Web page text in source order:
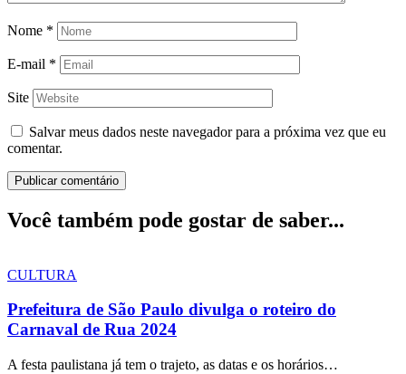
Nome *
E-mail *
Site
Salvar meus dados neste navegador para a próxima vez que eu
comentar.
Você também pode gostar de saber...
CULTURA
Prefeitura de São Paulo divulga o roteiro do
Carnaval de Rua 2024
A festa paulistana já tem o trajeto, as datas e os horários…